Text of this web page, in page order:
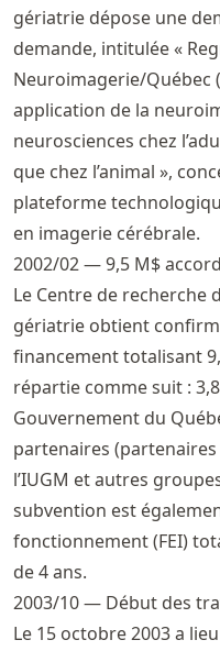
gériatrie dépose une
demande, intitulée «
Neuroimagerie/Québec
application de la
neurosciences chez
que chez l’animal »,
plateforme
en imagerie cérébrale.
2002/02 — 9,5 M$
Le Centre de recherche
gériatrie obtient
financement totalisant
répartie comme suit :
Gouvernement du
partenaires
l’IUGM et autres
subvention est
fonctionnement (FEI)
de 4 ans.
2003/10 — Début des
Le 15 octobre 2003 a